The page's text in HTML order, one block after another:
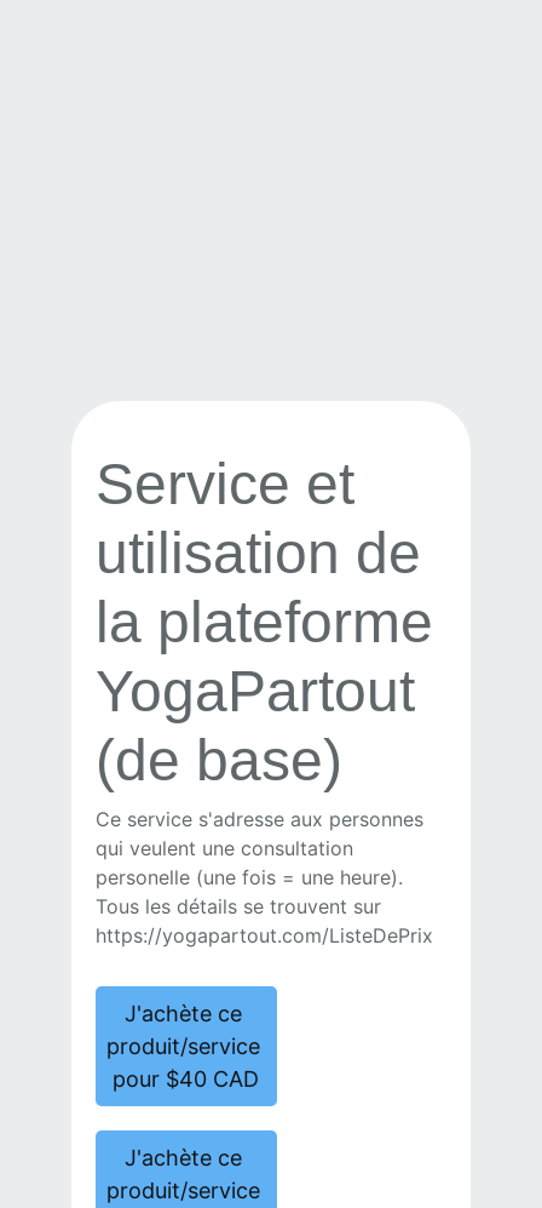
Service et
utilisation de
la plateforme
YogaPartout
(de base)
Ce service s'adresse aux personnes
qui veulent une consultation
personelle (une fois = une heure).
Tous les détails se trouvent sur
https://yogapartout.com/ListeDePrix
J'achète ce
produit/service
pour $40 CAD
J'achète ce
produit/service